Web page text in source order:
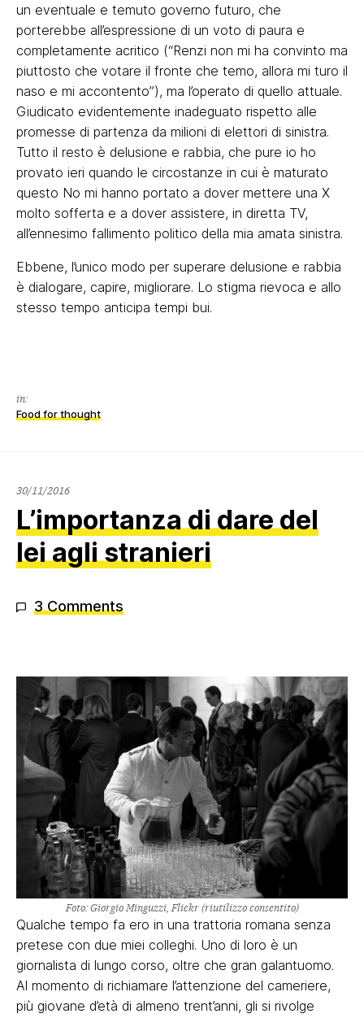
un eventuale e temuto governo futuro, che
porterebbe all’espressione di un voto di paura e
completamente acritico (“Renzi non mi ha convinto ma
piuttosto che votare il fronte che temo, allora mi turo il
naso e mi accontento”), ma l’operato di quello attuale.
Giudicato evidentemente inadeguato rispetto alle
promesse di partenza da milioni di elettori di sinistra.
Tutto il resto è delusione e rabbia, che pure io ho
provato ieri quando le circostanze in cui è maturato
questo No mi hanno portato a dover mettere una X
molto sofferta e a dover assistere, in diretta TV,
all’ennesimo fallimento politico della mia amata sinistra.
Ebbene, l’unico modo per superare delusione e rabbia
è dialogare, capire, migliorare. Lo stigma rievoca e allo
stesso tempo anticipa tempi bui.
in:
Food for thought
30/11/201630/11/2016
L’importanza di dare del
lei agli stranieri
3 Comments
Foto: Giorgio Minguzzi, Flickr (riutilizzo consentito)
Qualche tempo fa ero in una trattoria romana senza
pretese con due miei colleghi. Uno di loro è un
giornalista di lungo corso, oltre che gran galantuomo.
Al momento di richiamare l’attenzione del cameriere,
più giovane d’età di almeno trent’anni, gli si rivolge